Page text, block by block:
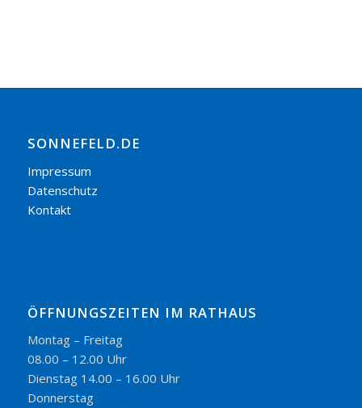
SONNEFELD.DE
Impressum
Datenschutz
Kontakt
ÖFFNUNGSZEITEN IM RATHAUS
Montag – Freitag
08.00 – 12.00 Uhr
Dienstag 14.00 – 16.00 Uhr
Donnerstag